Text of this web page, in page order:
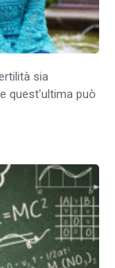
sia
quest'ultima può